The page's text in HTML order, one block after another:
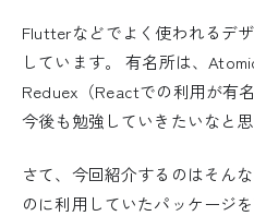
Flutterなどでよく使われるデ
しています。 有名所は、
Reduex（Reactでの利用が有
今後も勉強していきたいなと
さて、今回紹介するのはそん
のに利用していたパッケージ